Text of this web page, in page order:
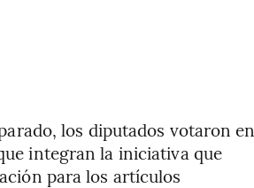
los diputados votaron en
integran la iniciativa que
para los artículos